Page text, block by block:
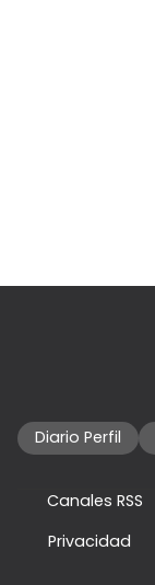
Diario Perfil
Canales RSS
Privacidad